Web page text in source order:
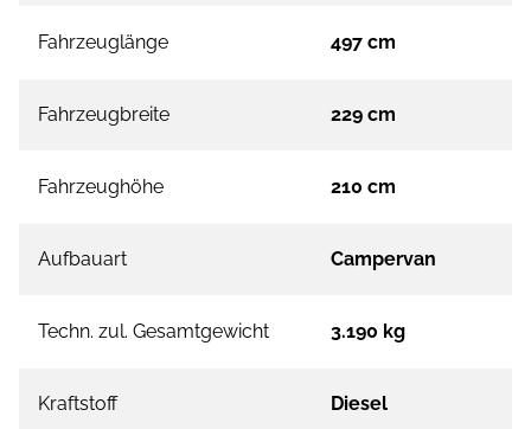
Fahrzeuglänge 497 cm
Fahrzeugbreite 229 cm
Fahrzeughöhe 210 cm
Aufbauart Campervan
Techn. zul. Gesamtgewicht 3.190 kg
Kraftstoff Diesel